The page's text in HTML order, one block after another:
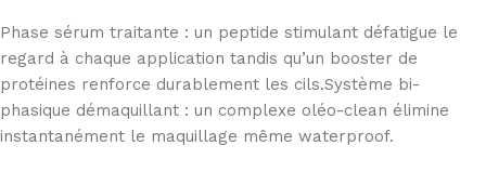
Phase sérum traitante : un peptide stimulant défatigue le
regard à chaque application tandis qu’un booster de
protéines renforce durablement les cils.Système bi-
phasique démaquillant : un complexe oléo-clean élimine
instantanément le maquillage même waterproof.